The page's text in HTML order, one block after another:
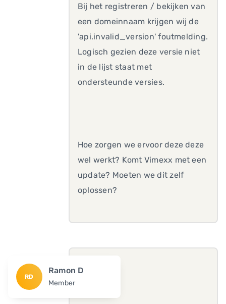
Bij het registreren / bekijken van
een domeinnaam krijgen wij de
'api.invalid_version' foutmelding.
Logisch gezien deze versie niet
in de lijst staat met
ondersteunde versies.
Hoe zorgen we ervoor deze deze
wel werkt? Komt Vimexx met een
update? Moeten we dit zelf
oplossen?
RD
Ramon D
Member